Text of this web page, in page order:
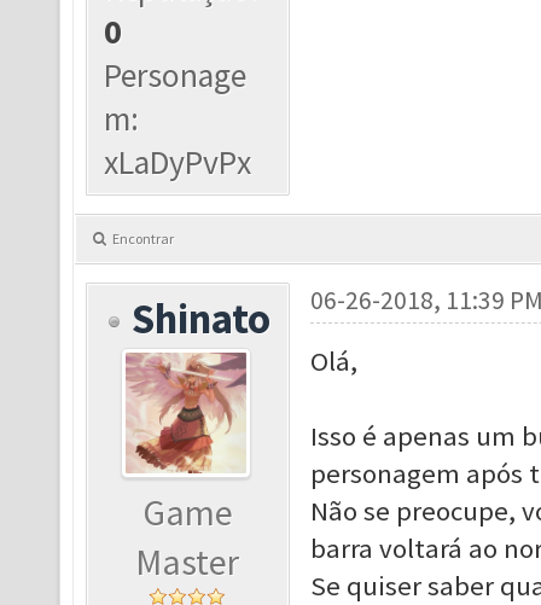
0
Personage
m:
xLaDyPvPx
Encontrar
Shinato
Game
Master
06-26-2018, 11:39
Olá,
Isso é apenas um
personagem após
Não se preocupe,
barra voltará ao
Se quiser saber